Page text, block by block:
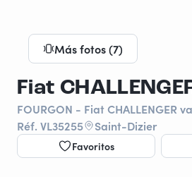
Más fotos (7)
Fiat
FOURGON - Fiat CHALLENGER
Réf. VL35255
Saint-Dizier
Favoritos